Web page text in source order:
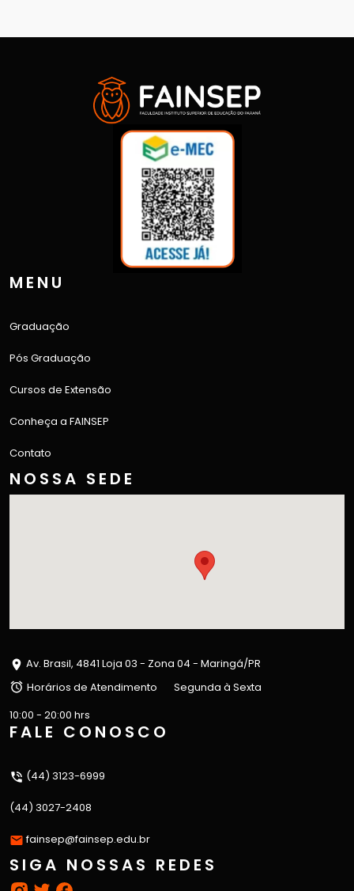
MENU
Graduação
Pós Graduação
Cursos de Extensão
Conheça a FAINSEP
Contato
NOSSA SEDE
Av. Brasil, 4841 Loja 03 - Zona 04 - Maringá/PR
Horários de Atendimento
Segunda à Sexta
10:00 - 20:00 hrs
FALE CONOSCO
(44) 3123-6999
(44) 3027-2408
fainsep@fainsep.edu.br
SIGA NOSSAS REDES